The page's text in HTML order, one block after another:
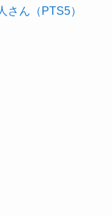
さん（PTS5）